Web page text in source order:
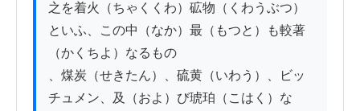
之を着火（ちゃくくわ）砿物（くわうぶつ）
といふ、この中（なか）最（もつと）も較著
（かくちよ）なるもの
、煤炭（せきたん）、硫黄（いわう）、ビッ
チュメン、及（およ）び琥珀（こはく）な